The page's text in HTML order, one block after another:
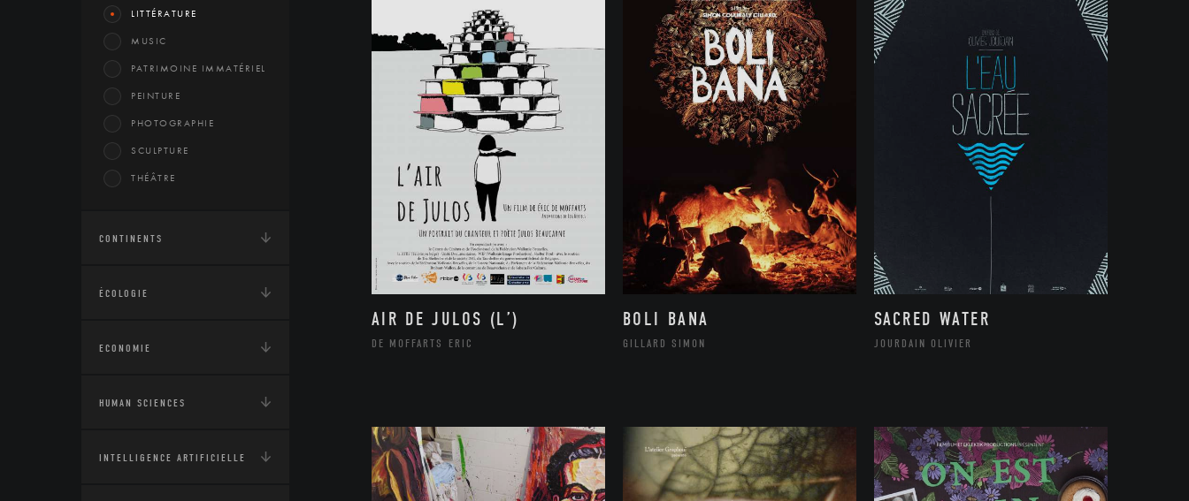
LITTÉRATURE
MUSIC
PATRIMOINE IMMATÉRIEL
PEINTURE
PHOTOGRAPHIE
SCULPTURE
THÉÂTRE
CONTINENTS
ÉCOLOGIE
ECONOMIE
HUMAN SCIENCES
INTELLIGENCE ARTIFICIELLE
AIR DE JULOS (L’)
DE MOFFARTS ERIC
BOLI BANA
GILLARD SIMON
SACRED WATER
JOURDAIN OLIVIER